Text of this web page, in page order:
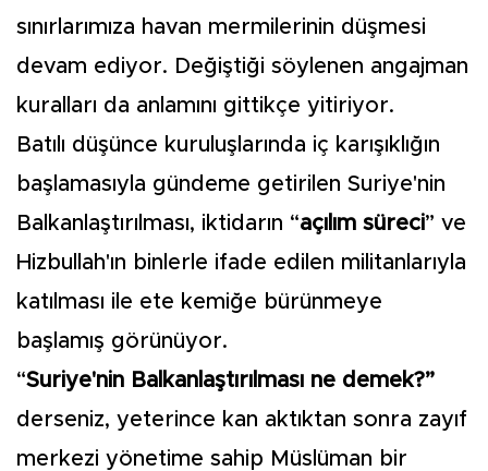
sınırlarımıza havan mermilerinin düşmesi
devam ediyor. Değiştiği söylenen angajman
kuralları da anlamını gittikçe yitiriyor.
Batılı düşünce kuruluşlarında iç karışıklığın
başlamasıyla gündeme getirilen Suriye'nin
Balkanlaştırılması, iktidarın “açılım süreci” ve
Hizbullah'ın binlerle ifade edilen militanlarıyla
katılması ile ete kemiğe bürünmeye
başlamış görünüyor.
“Suriye'nin Balkanlaştırılması ne demek?”
derseniz, yeterince kan aktıktan sonra zayıf
merkezi yönetime sahip Müslüman bir